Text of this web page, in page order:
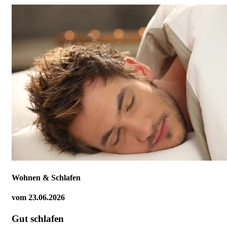
Wohnen & Schlafen
vom 23.06.2026
Gut schlafen